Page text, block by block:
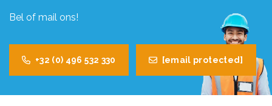
Bel of mail ons!
+32 (0) 496 532 330 [email protected]